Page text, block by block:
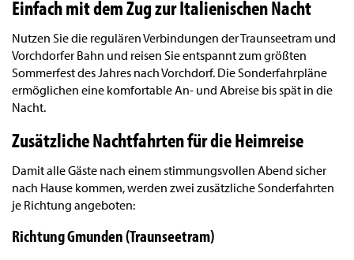
Einfach mit dem Zug zur Italienischen Nacht
Nutzen Sie die regulären Verbindungen der Traunseetram und
Vorchdorfer Bahn und reisen Sie entspannt zum größten
Sommerfest des Jahres nach Vorchdorf. Die Sonderfahrpläne
ermöglichen eine komfortable An- und Abreise bis spät in die
Nacht.
Zusätzliche Nachtfahrten für die Heimreise
Damit alle Gäste nach einem stimmungsvollen Abend sicher
nach Hause kommen, werden zwei zusätzliche Sonderfahrten
je Richtung angeboten:
Richtung Gmunden (Traunseetram)